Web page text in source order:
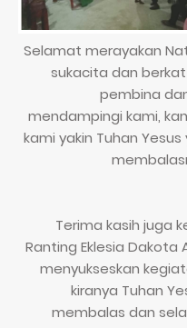
"Selamat merayakan
sukacita dan
pembina
mendampingi kami,
kami yakin Tuhan
"Terima kasih juga
Ranting Eklesia
menyukseskan
kiranya Tuhan
membalas dan